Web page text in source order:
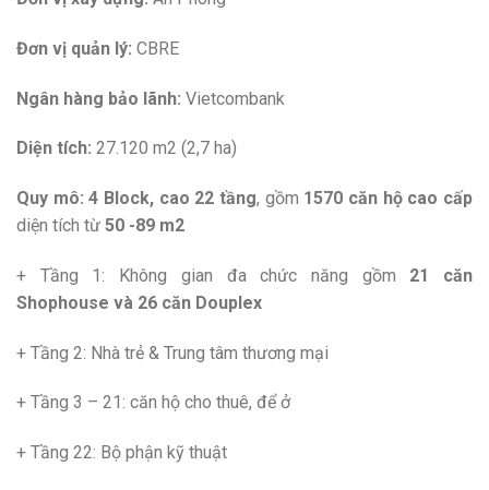
Đơn vị quản lý: CBRE
Ngân hàng bảo lãnh: Vietcombank
Diện tích: 27.120 m2 (2,7 ha)
Quy mô: 4 Block, cao 22 tầng, gồm 1570 căn hộ cao cấp
diện tích từ 50 -89 m2
+ Tầng 1: Không gian đa chức năng gồm 21 căn
Shophouse và 26 căn Douplex
+ Tầng 2: Nhà trẻ & Trung tâm thương mại
+ Tầng 3 – 21: căn hộ cho thuê, để ở
+ Tầng 22: Bộ phận kỹ thuật